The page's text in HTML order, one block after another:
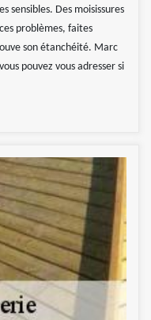
sensibles. Des moisissures
problèmes, faites
son étanchéité. Marc
pouvez vous adresser si